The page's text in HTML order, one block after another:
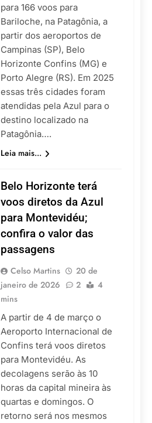
para 166 voos para
Bariloche, na Patagônia, a
partir dos aeroportos de
Campinas (SP), Belo
Horizonte Confins (MG) e
Porto Alegre (RS). Em 2025
essas três cidades foram
atendidas pela Azul para o
destino localizado na
Patagônia….
Leia mais...
Belo Horizonte terá
voos diretos da Azul
para Montevidéu;
confira o valor das
passagens
Celso Martins
20 de
janeiro de 2026
2
4
mins
A partir de 4 de março o
Aeroporto Internacional de
Confins terá voos diretos
para Montevidéu. As
decolagens serão às 10
horas da capital mineira às
quartas e domingos. O
retorno será nos mesmos